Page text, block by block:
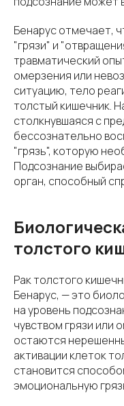
Бенарус отмечает,
"грязи" и
травматический
омерзения или
ситуацию, тело
толстый кишечник.
столкнувшаяся с
бессознательно
"грязь", которую
Подсознание
орган, способный
толстого
Рак толстого
Бенарус, — это
на уровень
чувством грязи или
остаются
активации клеток
становится
эмоциональную